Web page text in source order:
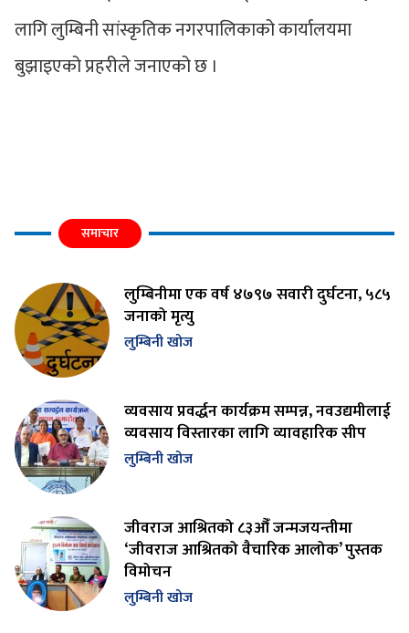
लागि लुम्बिनी सांस्कृतिक नगरपालिकाको कार्यालयमा
बुझाइएको प्रहरीले जनाएको छ ।
समाचार
लुम्बिनीमा एक वर्ष ४७९७ सवारी दुर्घटना, ५८५
जनाको मृत्यु
लुम्बिनी खोज
व्यवसाय प्रवर्द्धन कार्यक्रम सम्पन्न, नवउद्यमीलाई
व्यवसाय विस्तारका लागि व्यावहारिक सीप
लुम्बिनी खोज
जीवराज आश्रितको ८३औँ जन्मजयन्तीमा
‘जीवराज आश्रितको वैचारिक आलोक’ पुस्तक
विमोचन
लुम्बिनी खोज